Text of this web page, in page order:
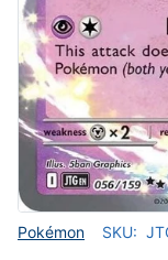
Verkoper
Pokémon SKU: